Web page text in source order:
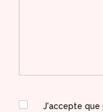
J'accepte que